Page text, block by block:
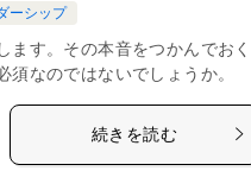
ーシップ
ます。その本音をつかんでおく
なのではないでしょうか。
続きを読む